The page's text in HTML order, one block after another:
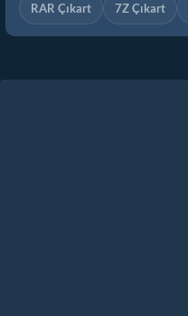
RAR Çıkart 7Z Çıkart